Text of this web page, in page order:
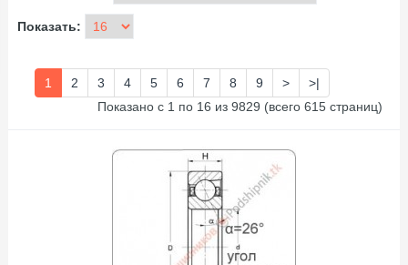
Показать:
1 2 3 4 5 6 7 8 9 >
>|
Показано с 1 по 16 из 9829 (всего 615 страниц)